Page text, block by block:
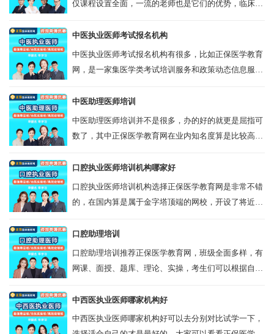
仅课程设置全面，一流的老师也是它们的优势，临床助
授课，他们都是拥有多年的教学资质，对...
中医执业医师考试报名机构
中医执业医师考试报名机构有很多，比如正保医学教育
网，是一家集医学类考试培训服务和政策动态信息服务
间、报名入口、报名条件、考试时间、准...
中医助理医师培训
中医助理医师培训并不是很多，办的好的就更是屈指可
数了，其中正保医学教育网在业内知名度算是比较高
去试学看看，然后再考虑是否报班哦！ ...
口腔执业医师培训机构哪家好
口腔执业医师培训机构选择正保医学教育网是非常不错
的，在国内算是属于金字塔顶端的网校，开设了将近二
学体验看看，然后再决定是否报班...
口腔助理培训
口腔助理培训推荐正保医学教育网，班级全面多样，有
网课、面授、题库、理论、实操，考生们可以根据自己
课程支持手机/ipad、电脑等...
中西医执业医师哪家机构好
中西医执业医师哪家机构好可以去分别对比试学一下，